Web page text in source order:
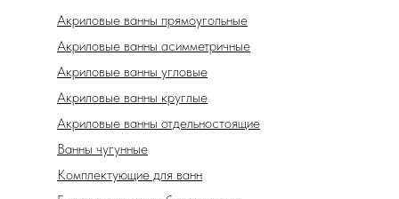
Акриловые ванны прямоугольные
Акриловые ванны отдельностоящие
Акриловые ванны асимметричные
Акриловые ванны угловые
Акриловые ванны круглые
Ванны чугунные
Комплектующие для ванн